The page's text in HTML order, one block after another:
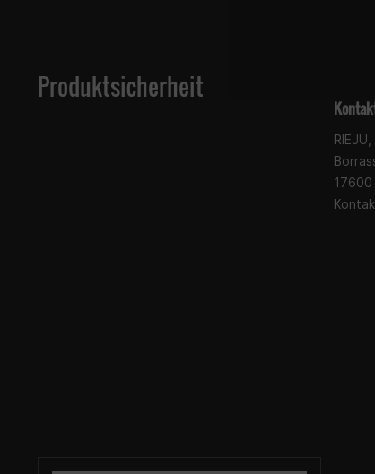
Produktsicherheit
RIEJU,
17600